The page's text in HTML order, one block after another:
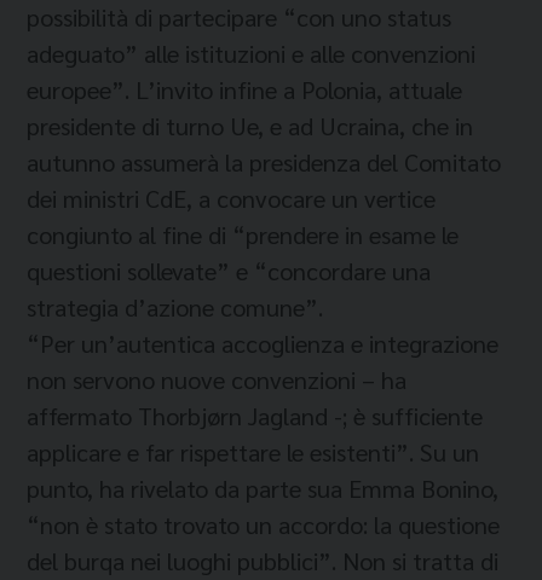
possibilità di partecipare “con uno status
adeguato” alle istituzioni e alle convenzioni
europee”. L’invito infine a Polonia, attuale
presidente di turno Ue, e ad Ucraina, che in
autunno assumerà la presidenza del Comitato
dei ministri CdE, a convocare un vertice
congiunto al fine di “prendere in esame le
questioni sollevate” e “concordare una
strategia d’azione comune”.
“Per un’autentica accoglienza e integrazione
non servono nuove convenzioni – ha
affermato Thorbjørn Jagland -; è sufficiente
applicare e far rispettare le esistenti”. Su un
punto, ha rivelato da parte sua Emma Bonino,
“non è stato trovato un accordo: la questione
del burqa nei luoghi pubblici”. Non si tratta di